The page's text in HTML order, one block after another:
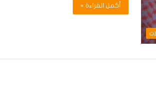
أكمل القراءة »